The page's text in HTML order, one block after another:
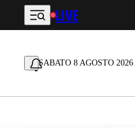
Vai al contenuto principale
LIVE
SABATO 8 AGOSTO 2026